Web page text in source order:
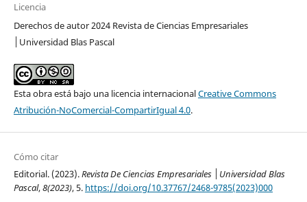
Licencia
Derechos de autor 2024 Revista de Ciencias Empresariales
│Universidad Blas Pascal
Esta obra está bajo una licencia internacionalCreative Commons
Atribución-NoComercial-CompartirIgual 4.0.
Cómo citar
Editorial. (2023).Revista De Ciencias Empresariales │Universidad Blas
Pascal,8(2023), 5. https://doi.org/10.37767/2468-9785(2023)000